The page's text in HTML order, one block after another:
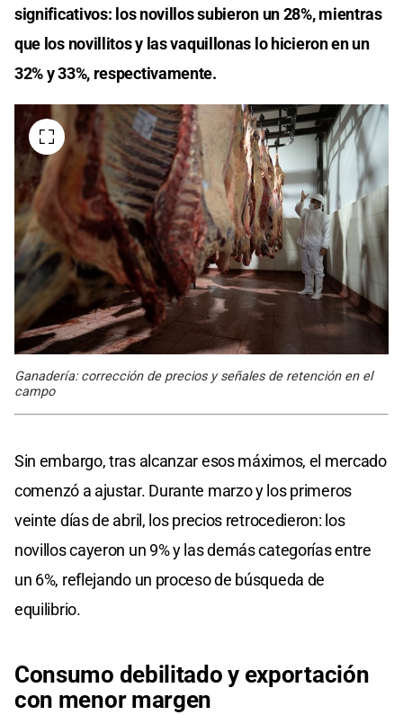
significativos: los novillos subieron un 28%, mientras
que los novillitos y las vaquillonas lo hicieron en un
32% y 33%, respectivamente.
Ganadería: corrección de precios y señales de retención en el
campo
Sin embargo, tras alcanzar esos máximos, el mercado
comenzó a ajustar. Durante marzo y los primeros
veinte días de abril, los precios retrocedieron: los
novillos cayeron un 9% y las demás categorías entre
un 6%, reflejando un proceso de búsqueda de
equilibrio.
Consumo debilitado y exportación
con menor margen